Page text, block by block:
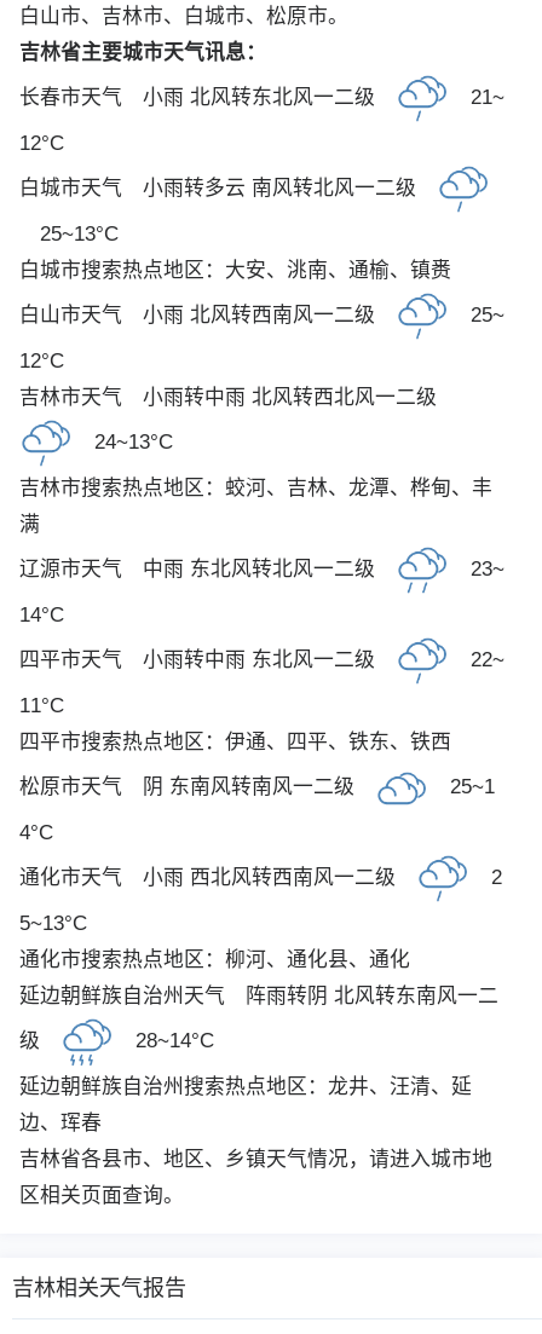
白山市、吉林市、白城市、松原市。
吉林省主要城市天气讯息：
长春市天气 小雨 北风转东北风一二级 21~
12°C
白城市天气 小雨转多云 南风转北风一二级
25~13°C
白城市搜索热点地区： 大安、 洮南、 通榆、 镇赉
白山市天气 小雨 北风转西南风一二级 25~
12°C
吉林市天气 小雨转中雨 北风转西北风一二级
24~13°C
吉林市搜索热点地区： 蛟河、 吉林、 龙潭、 桦甸、 丰
满
辽源市天气 中雨 东北风转北风一二级 23~
14°C
四平市天气 小雨转中雨 东北风一二级 22~
11°C
四平市搜索热点地区： 伊通、 四平、 铁东、 铁西
松原市天气 阴 东南风转南风一二级 25~1
4°C
通化市天气 小雨 西北风转西南风一二级 2
5~13°C
通化市搜索热点地区： 柳河、 通化县、 通化
延边朝鲜族自治州天气 阵雨转阴 北风转东南风一二
级
28~14°C
延边朝鲜族自治州搜索热点地区： 龙井、 汪清、 延
边、 珲春
吉林省各县市、地区、乡镇天气情况，请进入城市地
区相关页面查询。
吉林相关天气报告